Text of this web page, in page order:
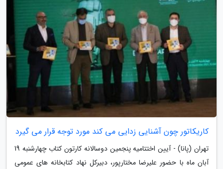
کاریکاتور چون آشنایی زدایی می کند مورد توجه قرار می گیرد
تهران (پانا) - آیین اختتامیه پنجمین دوسالانه کارتون کتاب چهارشنبه 19
آبان ماه با حضور علیرضا مختارپور، دبیرکل نهاد کتابخانه های عمومی